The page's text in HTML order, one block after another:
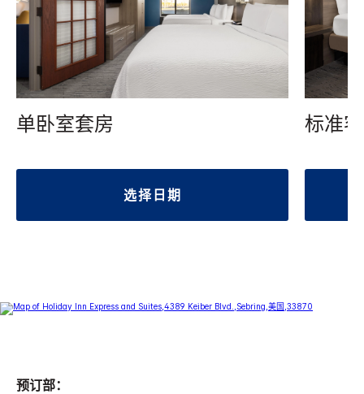
单卧室套房
选择日期
标准
预订部：